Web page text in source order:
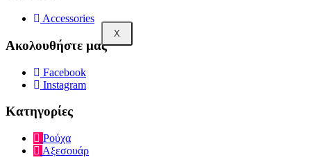
X
Accessories
Ακολουθήστε μας
Facebook
Instagram
Κατηγορίες
Ρούχα
Αξεσουάρ